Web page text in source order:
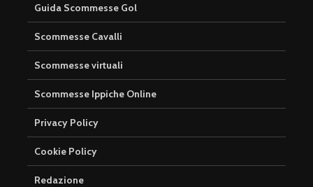
Guida Scommesse Gol
Scommesse Cavalli
Scommesse virtuali
Scommesse Ippiche Online
Privacy Policy
Cookie Policy
Redazione